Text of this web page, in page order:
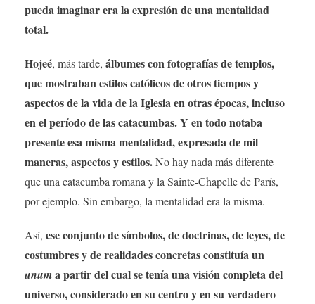
pueda imaginar era la expresión de una mentalidad
total.
Hojeé, más tarde, álbumes con fotografías de templos,
que mostraban estilos católicos de otros tiempos y
aspectos de la vida de la Iglesia en otras épocas, incluso
en el período de las catacumbas. Y en todo notaba
presente esa misma mentalidad, expresada de mil
maneras, aspectos y estilos.No hay nada más diferente
que una catacumba romana y la Sainte-Chapelle de París,
por ejemplo. Sin embargo, la mentalidad era la misma.
Así, ese conjunto de símbolos, de doctrinas, de leyes, de
costumbres y de realidades concretas constituía un
unuma partir del cual se tenía una visión completa del
universo, considerado en su centro y en su verdadero